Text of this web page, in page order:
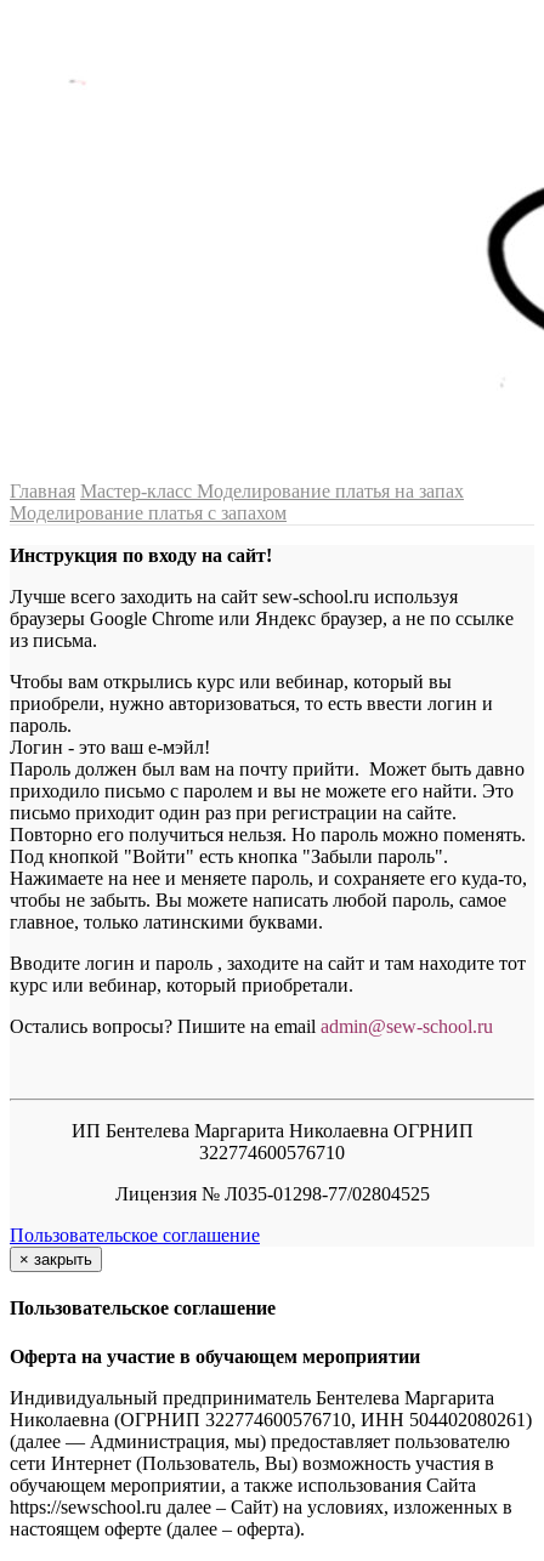
Главная Мастер-класс Моделирование платья на запах
Моделирование платья с запахом
Инструкция по входу на сайт!
Лучше всего заходить на сайт sew-school.ru используя
браузеры Google Chrome или Яндекс браузер, а не по ссылке
из письма.
Чтобы вам открылись курс или вебинар, который вы
приобрели, нужно авторизоваться, то есть ввести логин и
пароль.
Логин - это ваш е-мэйл!
Пароль должен был вам на почту прийти. Может быть давно
приходило письмо с паролем и вы не можете его найти. Это
письмо приходит один раз при регистрации на сайте.
Повторно его получиться нельзя. Но пароль можно поменять.
Под кнопкой "Войти" есть кнопка "Забыли пароль".
Нажимаете на нее и меняете пароль, и сохраняете его куда-то,
чтобы не забыть. Вы можете написать любой пароль, самое
главное, только латинскими буквами.
Вводите логин и пароль , заходите на сайт и там находите тот
курс или вебинар, который приобретали.
Остались вопросы? Пишите на email admin@sew-school.ru
ИП Бентелева Маргарита Николаевна ОГРНИП
322774600576710
Лицензия № Л035-01298-77/02804525
Пользовательское соглашение
× закрыть
Пользовательское соглашение
Оферта на участие в обучающем мероприятии
Индивидуальный предприниматель Бентелева Маргарита
Николаевна (ОГРНИП 322774600576710, ИНН 504402080261)
(далее — Администрация, мы) предоставляет пользователю
сети Интернет (Пользователь, Вы) возможность участия в
обучающем мероприятии, а также использования Сайта
https://sewschool.ru далее – Сайт) на условиях, изложенных в
настоящем оферте (далее – оферта).